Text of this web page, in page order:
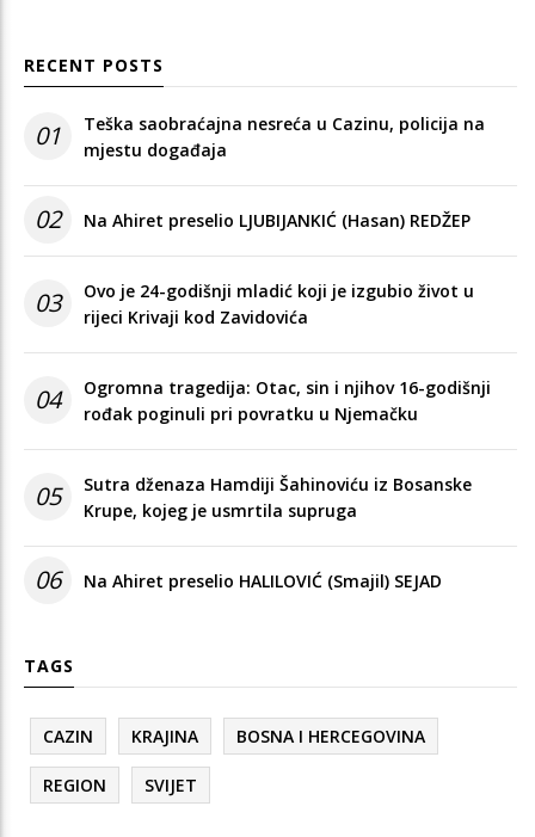
RECENT POSTS
01
Teška saobraćajna nesreća u Cazinu, policija na
mjestu događaja
02 Na Ahiret preselio LJUBIJANKIĆ (Hasan) REDŽEP
03
Ovo je 24-godišnji mladić koji je izgubio život u
rijeci Krivaji kod Zavidovića
04
Ogromna tragedija: Otac, sin i njihov 16-godišnji
rođak poginuli pri povratku u Njemačku
05
Sutra dženaza Hamdiji Šahinoviću iz Bosanske
Krupe, kojeg je usmrtila supruga
06 Na Ahiret preselio HALILOVIĆ (Smajil) SEJAD
TAGS
CAZIN KRAJINA BOSNA I HERCEGOVINA
REGION SVIJET